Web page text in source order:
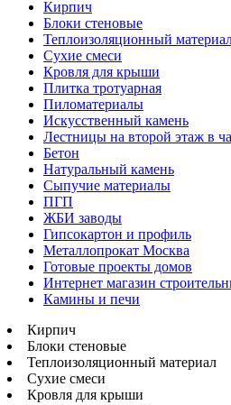
Кирпич
Блоки стеновые
Теплоизоляционный
Сухие смеси
Кровля для крыши
Плитка тротуарная
Пиломатериалы
Искусственный камень
Лестницы на второй этаж в
Бетон
Натуральный камень
Сыпучие материалы
ПГП
ЖБИ заводы
Гипсокартон и профиль
Металлопрокат Москва
Готовые проекты домов
Интернет магазин
Камины и печи
Кирпич
Блоки стеновые
Теплоизоляционный материал
Сухие смеси
Кровля для крыши